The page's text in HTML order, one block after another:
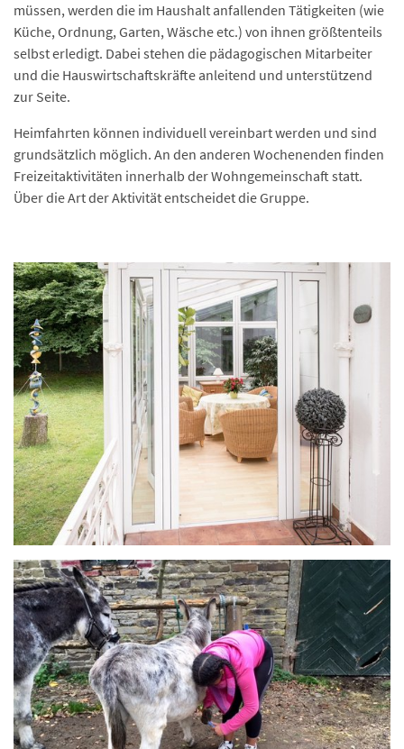
müssen, werden die im Haushalt anfallenden Tätigkeiten (wie
Küche, Ordnung, Garten, Wäsche etc.) von ihnen größtenteils
selbst erledigt. Dabei stehen die pädagogischen Mitarbeiter
und die Hauswirtschaftskräfte anleitend und unterstützend
zur Seite.
Heimfahrten können individuell vereinbart werden und sind
grundsätzlich möglich. An den anderen Wochenenden finden
Freizeitaktivitäten innerhalb der Wohngemeinschaft statt.
Über die Art der Aktivität entscheidet die Gruppe.